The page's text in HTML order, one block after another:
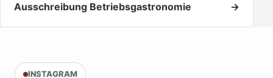
Ausschreibung Betriebsgastronomie →
INSTAGRAM